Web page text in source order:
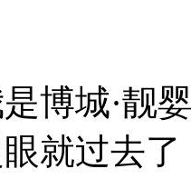
博城·靓
就过去